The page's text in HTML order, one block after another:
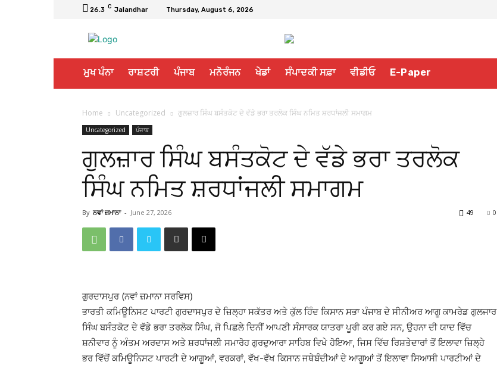
26.3 C Jalandhar Thursday, August 6, 2026
ਮੁਖ ਪੰਨਾ ਰਾਸ਼ਟਰੀ ਪੰਜਾਬ ਮਨੋਰੰਜਨ ਖੇਡਾਂ ਸੰਪਾਦਕੀ ਸਫ਼ਾ ਵੀਡੀਓ E-Paper
Home Uncategorized ਗੁਲਜ਼ਾਰ ਸਿੰਘ ਬਸੰਤਕੋਟ ਦੇ ਵੱਡੇ ਭਰਾ ਤਰਲੋਕ ਸਿੰਘ ਨਮਿਤ ਸ਼ਰਧਾਂਜਲੀ ਸਮਾਗਮ
Uncategorized ਪੰਜਾਬ
ਗੁਲਜ਼ਾਰ ਸਿੰਘ ਬਸੰਤਕੋਟ ਦੇ ਵੱਡੇ ਭਰਾ ਤਰਲੋਕ
ਸਿੰਘ ਨਮਿਤ ਸ਼ਰਧਾਂਜਲੀ ਸਮਾਗਮ
By ਨਵਾਂ ਜ਼ਮਾਨਾ - June 27, 2026 0
49
ਗੁਰਦਾਸਪੁਰ (ਨਵਾਂ ਜ਼ਮਾਨਾ ਸਰਵਿਸ)
ਭਾਰਤੀ ਕਮਿਊਨਿਸਟ ਪਾਰਟੀ ਗੁਰਦਾਸਪੁਰ ਦੇ ਜ਼ਿਲ੍ਹਾ ਸਕੱਤਰ ਅਤੇ ਕੁੱਲ ਹਿੰਦ ਕਿਸਾਨ ਸਭਾ ਪੰਜਾਬ ਦੇ ਸੀਨੀਅਰ ਆਗੂ ਕਾਮਰੇਡ ਗੁਲਜਾਰ
ਸਿੰਘ ਬਸੰਤਕੋਟ ਦੇ ਵੱਡੇ ਭਰਾ ਤਰਲੋਕ ਸਿੰਘ, ਜੋ ਪਿਛਲੇ ਦਿਨੀਂ ਆਪਣੀ ਸੰਸਾਰਕ ਯਾਤਰਾ ਪੂਰੀ ਕਰ ਗਏ ਸਨ, ਉਹਨਾ ਦੀ ਯਾਦ ਵਿੱਚ
ਸ਼ਨੀਵਾਰ ਨੂੰ ਅੰਤਮ ਅਰਦਾਸ ਅਤੇ ਸ਼ਰਧਾਂਜਲੀ ਸਮਾਰੋਹ ਗੁਰਦੁਆਰਾ ਸਾਹਿਬ ਵਿਖੇ ਹੋਇਆ, ਜਿਸ ਵਿੱਚ ਰਿਸ਼ਤੇਦਾਰਾਂ ਤੋਂ ਇਲਾਵਾ ਜ਼ਿਲ੍ਹੇ
ਭਰ ਵਿੱਚੋਂ ਕਮਿਊਨਿਸਟ ਪਾਰਟੀ ਦੇ ਆਗੂਆਂ, ਵਰਕਰਾਂ, ਵੱਖ-ਵੱਖ ਕਿਸਾਨ ਜਥੇਬੰਦੀਆਂ ਦੇ ਆਗੂਆਂ ਤੋਂ ਇਲਾਵਾ ਸਿਆਸੀ ਪਾਰਟੀਆਂ ਦੇ